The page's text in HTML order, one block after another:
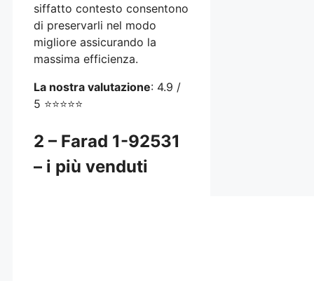
siffatto contesto consentono
di preservarli nel modo
migliore assicurando la
massima efficienza.
La nostra valutazione: 4.9 /
5 ⭐⭐⭐⭐⭐
2 – Farad 1-92531
– i più venduti